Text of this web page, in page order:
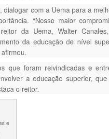
com a Uema para a
“Nosso maior
da Uema, Walter
da educação de nível
que foram reivindicadas e
a educação superior,
o reitor.